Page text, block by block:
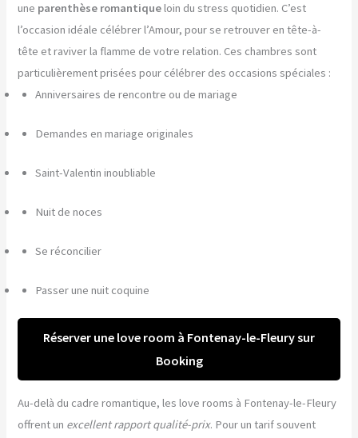
une parenthèse romantiqueloin du stress quotidien. C’est
l’occasion idéale célébrer l’Amour, pour se retrouver en tête-à-
tête et raviver la flamme de votre relation. Ces chambres sont
particulièrement prisées pour célébrer des occasions spéciales :
Anniversaires de rencontre ou de mariage
Demandes en mariage originales
Saint-Valentin inoubliable
Nuit de noces
Se réconcilier
Passer une nuit coquine
Réserver une love room à Fontenay-le-Fleury sur
Booking
Au-delà du cadre romantique, les love rooms à Fontenay-le-Fleury
offrent un excellent rapport qualité-prix. Pour un tarif souvent